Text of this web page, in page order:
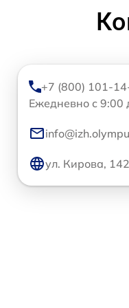
+7 (800) 101-
Ежедневно с 9:00
ул. Кирова, 142